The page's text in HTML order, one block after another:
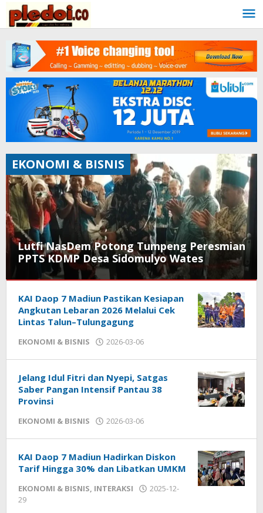
content
Lutfi NasDem Potong Tumpeng Peresmian
PPTS KDMP Desa Sidomulyo Wates
BISNIS,
KEDIRI
2026-
admin
EKONOMI & BISNIS
KAI Daop 7 Madiun Pastikan Kesiapan
Angkutan Lebaran 2026 Melalui Cek
Lintas Talun–Tulungagung
EKONOMI & BISNIS 2026-03-06
Jelang Idul Fitri dan Nyepi, Satgas
Saber Pangan Intensif Pantau 38
Provinsi
EKONOMI & BISNIS 2026-03-06
KAI Daop 7 Madiun Hadirkan Diskon
Tarif Hingga 30% dan Libatkan UMKM
EKONOMI & BISNIS, INTERAKSI
2025-12-
29